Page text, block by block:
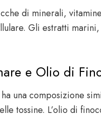
di minerali,
Gli estratti
e Olio di
ha una composizione
tossine. L’olio di